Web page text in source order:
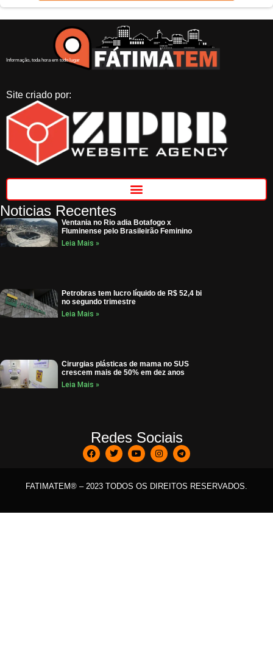
Informação, toda hora em todo lugar
Site criado por:
Noticias Recentes
Ventania no Rio adia Botafogo x
Fluminense pelo Brasileirão Feminino
Leia Mais »
Petrobras tem lucro líquido de R$ 52,4 bi
no segundo trimestre
Leia Mais »
Cirurgias plásticas de mama no SUS
crescem mais de 50% em dez anos
Leia Mais »
Redes Sociais
FATIMATEM® – 2023 TODOS OS DIREITOS RESERVADOS.